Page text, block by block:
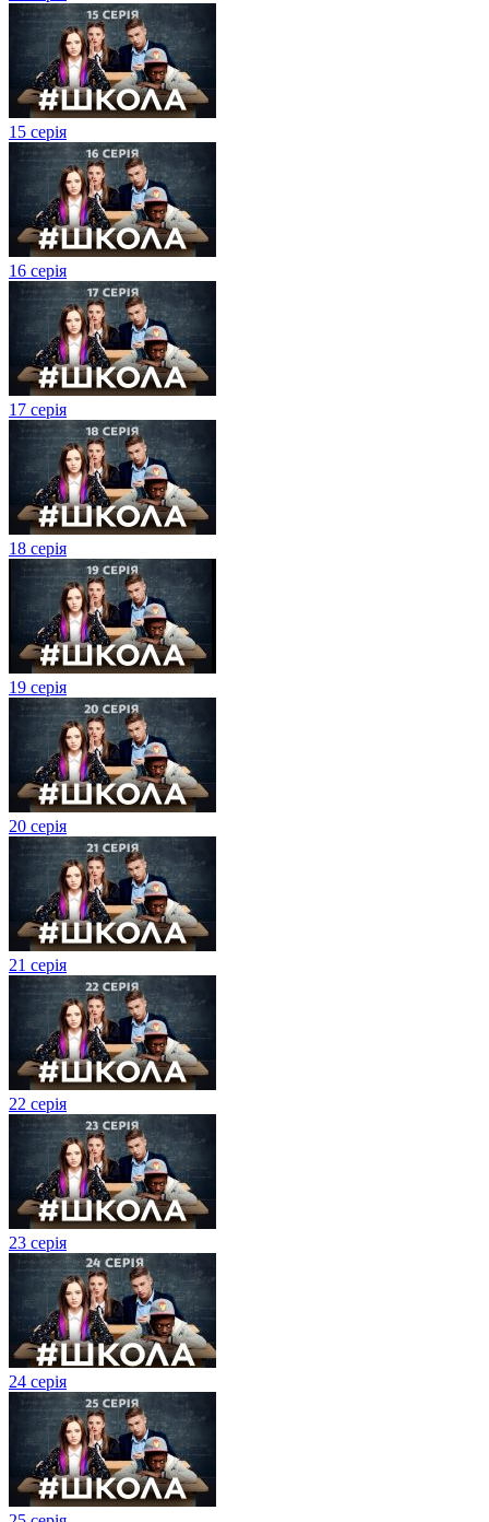
15 серія
16 серія
17 серія
18 серія
19 серія
20 серія
21 серія
22 серія
23 серія
24 серія